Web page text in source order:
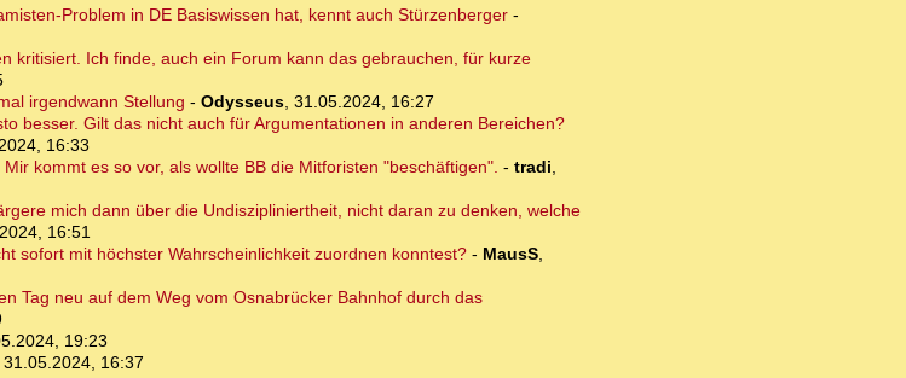
Problem in DE Basiswissen hat, kennt auch Stürzenberger-
kritisiert. Ich finde, auch ein Forum kann das gebrauchen, für kurze
irgendwann Stellung - Odysseus, 31.05.2024, 16:27
besser. Gilt das nicht auch für Argumentationen in anderen Bereichen?
16:33
kommt es so vor, als wollte BB die Mitforisten "beschäftigen". - tradi,
mich dann über die Undiszipliniertheit, nicht daran zu denken, welche
16:51
sofort mit höchster Wahrscheinlichkeit zuordnen konntest?- MausS,
Tag neu auf dem Weg vom Osnabrücker Bahnhof durch das
19:23
31.05.2024, 16:37